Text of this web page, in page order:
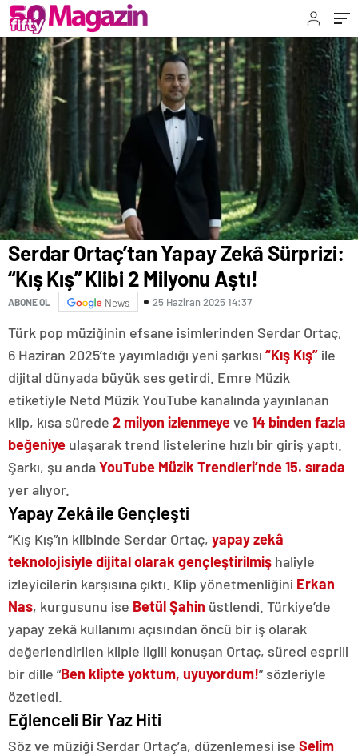
Serdar Ortaç’tan Yapay Zekâ Sürprizi:
“Kış Kış” Klibi 2 Milyonu Aştı!
ABONE OL News 25 Haziran 2025 14:37
Türk pop müziğinin efsane isimlerinden Serdar Ortaç,
6 Haziran 2025’te yayımladığı yeni şarkısı “Kış Kış” ile
dijital dünyada büyük ses getirdi. Emre Müzik
etiketiyle Netd Müzik YouTube kanalında yayınlanan
klip, kısa sürede 2 milyon izlenmeyeve 14 binden fazla
beğeniye ulaşarak trend listelerine hızlı bir giriş yaptı.
Şarkı, şu andaYouTube Müzik Trendleri’nde 15. sırada
yer alıyor.
Yapay Zekâ ile Gençleşti
“Kış Kış”ın klibinde Serdar Ortaç, yapay zekâ
teknolojisiyle dijital olarak gençleştirilmiş haliyle
izleyicilerin karşısına çıktı. Klip yönetmenliğini Erkan
Nas, kurgusunu ise Betül Şahin üstlendi. Türkiye’de
yapay zekâ kullanımı açısından öncü bir iş olarak
değerlendirilen kliple ilgili konuşan Ortaç, süreci esprili
bir dille “Ben klipte yoktum, uyuyordum!” sözleriyle
özetledi.
Eğlenceli Bir Yaz Hiti
Söz ve müziği Serdar Ortaç’a, düzenlemesi ise Selim